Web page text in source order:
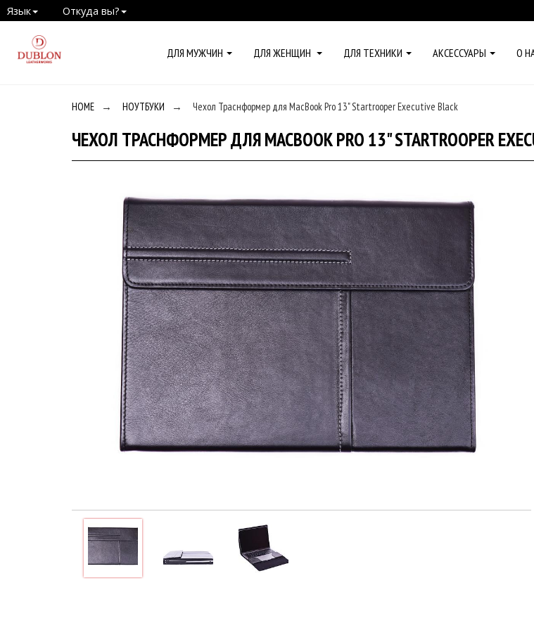
Язык Откуда вы?
ДЛЯ МУЖЧИН ДЛЯ ЖЕНЩИН ДЛЯ ТЕХНИКИ АКСЕССУАРЫ О
HOME → НОУТБУКИ → Чехол Траснформер для MacBook Pro 13" Startrooper Executive Black
ЧЕХОЛ ТРАСНФОРМЕР ДЛЯ MACBOOK PRO 13" STARTROOPER